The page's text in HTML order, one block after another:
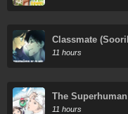
Classmate
11 hours
The
11 hours